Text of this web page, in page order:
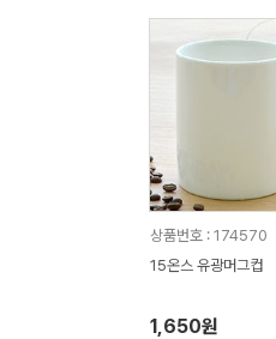
상품번호 : 174570
15온스 유광머그컵
1,650원